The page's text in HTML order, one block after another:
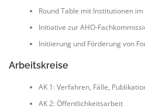
Round Table mit Institutionen
Initiative zur AHO-
Initiierung und Förderung von
Arbeitskreise
AK 1: Verfahren, Fälle,
AK 2: Öffentlichkeitsarbeit